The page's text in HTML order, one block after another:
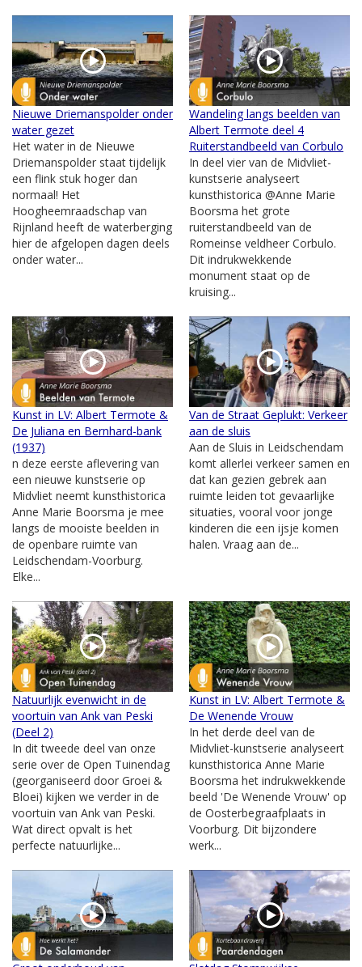
Nieuwe Driemanspolder onder
water gezet
Het water in de Nieuwe
Driemanspolder staat tijdelijk
een flink stuk hoger dan
normaal! Het
Hoogheemraadschap van
Rijnland heeft de waterberging
hier de afgelopen dagen deels
onder water...
Wandeling langs beelden van
Albert Termote deel 4
Ruiterstandbeeld van Corbulo
In deel vier van de Midvliet-
kunstserie analyseert
kunsthistorica @Anne Marie
Boorsma het grote
ruiterstandbeeld van de
Romeinse veldheer Corbulo.
Dit indrukwekkende
monument staat op de
kruising...
Kunst in LV: Albert Termote &
De Juliana en Bernhard-bank
(1937)
n deze eerste aflevering van
een nieuwe kunstserie op
Midvliet neemt kunsthistorica
Anne Marie Boorsma je mee
langs de mooiste beelden in
de openbare ruimte van
Leidschendam-Voorburg.
Elke...
Van de Straat Geplukt: Verkeer
aan de sluis
Aan de Sluis in Leidschendam
komt allerlei verkeer samen en
dat kan gezien gebrek aan
ruimte leiden tot gevaarlijke
situaties, vooral voor jonge
kinderen die een ijsje komen
halen. Vraag aan de...
Natuurlijk evenwicht in de
voortuin van Ank van Peski
(Deel 2)
In dit tweede deel van onze
serie over de Open Tuinendag
(georganiseerd door Groei &
Bloei) kijken we verder in de
voortuin van Ank van Peski.
Wat direct opvalt is het
perfecte natuurlijke...
Kunst in LV: Albert Termote &
De Wenende Vrouw
In het derde deel van de
Midvliet-kunstserie analyseert
kunsthistorica Anne Marie
Boorsma het indrukwekkende
beeld 'De Wenende Vrouw' op
de Oosterbegraafplaats in
Voorburg. Dit bijzondere
werk...